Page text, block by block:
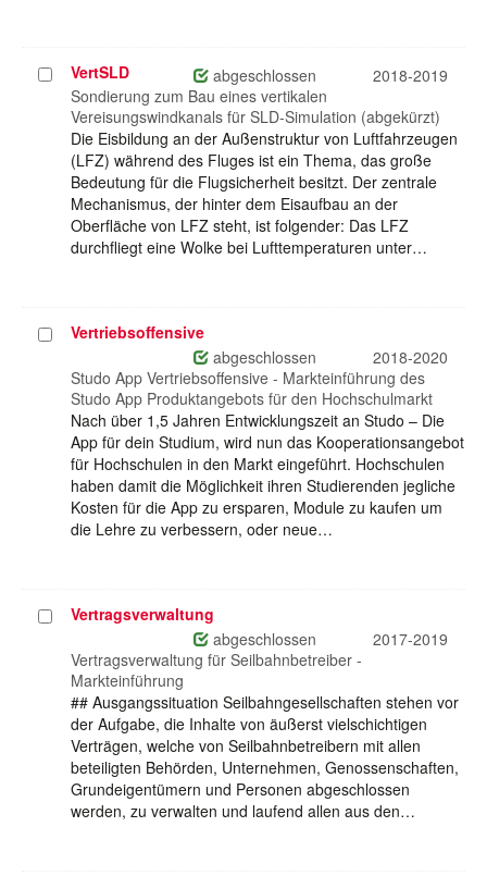
Projekt
auswählen
VertSLD abgeschlossen
2018-2019
Sondierung zum Bau eines vertikalen
Vereisungswindkanals für SLD-Simulation (abgekürzt)
Die Eisbildung an der Außenstruktur von Luftfahrzeugen
(LFZ) während des Fluges ist ein Thema, das große
Bedeutung für die Flugsicherheit besitzt. Der zentrale
Mechanismus, der hinter dem Eisaufbau an der
Oberfläche von LFZ steht, ist folgender: Das LFZ
durchfliegt eine Wolke bei Lufttemperaturen unter…
ProjektVertriebsoffensive
abgeschlossen
2018-2020
Studo App Vertriebsoffensive - Markteinführung des
Studo App Produktangebots für den Hochschulmarkt
Nach über 1,5 Jahren Entwicklungszeit an Studo – Die
App für dein Studium, wird nun das Kooperationsangebot
für Hochschulen in den Markt eingeführt. Hochschulen
haben damit die Möglichkeit ihren Studierenden jegliche
Kosten für die App zu ersparen, Module zu kaufen um
die Lehre zu verbessern, oder neue…
ProjektVertragsverwaltung
abgeschlossen
2017-2019
Vertragsverwaltung für Seilbahnbetreiber -
Markteinführung
## Ausgangssituation Seilbahngesellschaften stehen vor
der Aufgabe, die Inhalte von äußerst vielschichtigen
Verträgen, welche von Seilbahnbetreibern mit allen
beteiligten Behörden, Unternehmen, Genossenschaften,
Grundeigentümern und Personen abgeschlossen
werden, zu verwalten und laufend allen aus den…